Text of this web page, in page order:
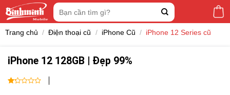
Tìm
kiếm:
Trang chủ / Điện thoại cũ / iPhone Cũ / iPhone 12 Series cũ
iPhone 12 128GB | Đẹp 99%